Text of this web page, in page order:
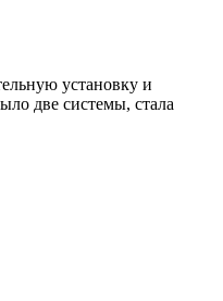
установку и
две системы, стала